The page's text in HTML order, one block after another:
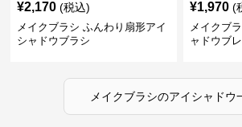
¥2,170 (税込)
メイクブラシ ふんわり扇形アイ
シャドウブラシ
¥1,970 (
メイクブ
ャドウブ
メイクブラシのアイシャドウ